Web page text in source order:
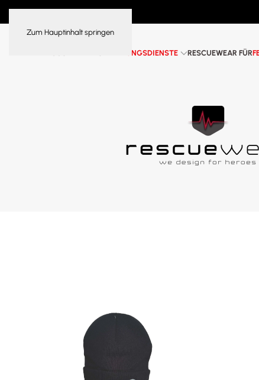
Zum Hauptinhalt springen
RETTUNGSDIENSTE RESCUEWEAR FÜR